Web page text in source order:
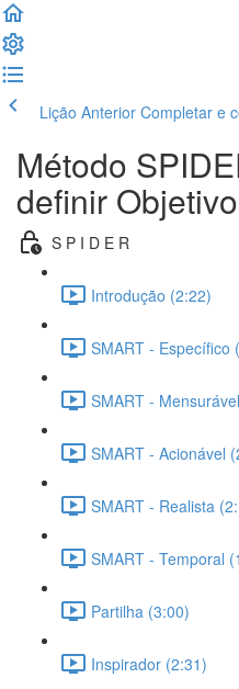
Lição Anterior Completar e
Método
definir
S P I D E R
Introdução (2:22)
SMART - Específico
SMART -
SMART - Acionável
SMART - Realista
SMART - Temporal
Partilha (3:00)
Inspirador (2:31)